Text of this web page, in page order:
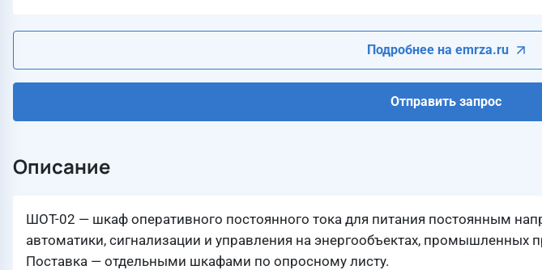
Подробнее на emrza.ru
Отправить запрос
Описание
ШОТ-02 — шкаф оперативного постоянного тока для питания постоянным
автоматики, сигнализации и управления на энергообъектах, промышленных
Поставка — отдельными шкафами по опросному листу.